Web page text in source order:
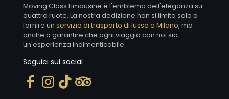
Moving Class Limousine è l'emblema dell'eleganza su
quattro ruote. La nostra dedizione non si limita solo a
fornire un servizio di trasporto di lusso a Milano, ma
anche a garantire che ogni viaggio con noi sia
un'esperienza indimenticabile.
Seguici sui social